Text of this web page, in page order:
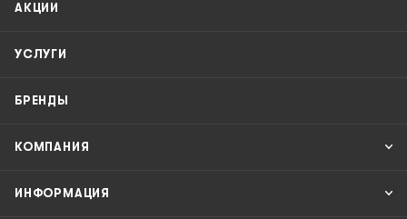
АКЦИИ
УСЛУГИ
БРЕНДЫ
КОМПАНИЯ
ИНФОРМАЦИЯ